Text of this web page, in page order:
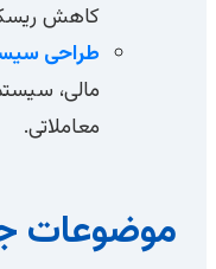
کاهش
طراحی
مالی،
معاملاتی.
موضوعات